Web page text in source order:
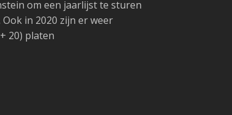
om een jaarlijst te sturen
in 2020 zijn er weer
20) platen